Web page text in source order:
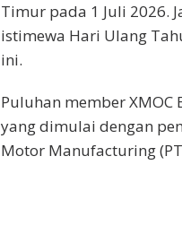
Timur pada 1 Juli 2026.
istimewa Hari Ulang
ini.
Puluhan member
yang dimulai dengan
Motor Manufacturing